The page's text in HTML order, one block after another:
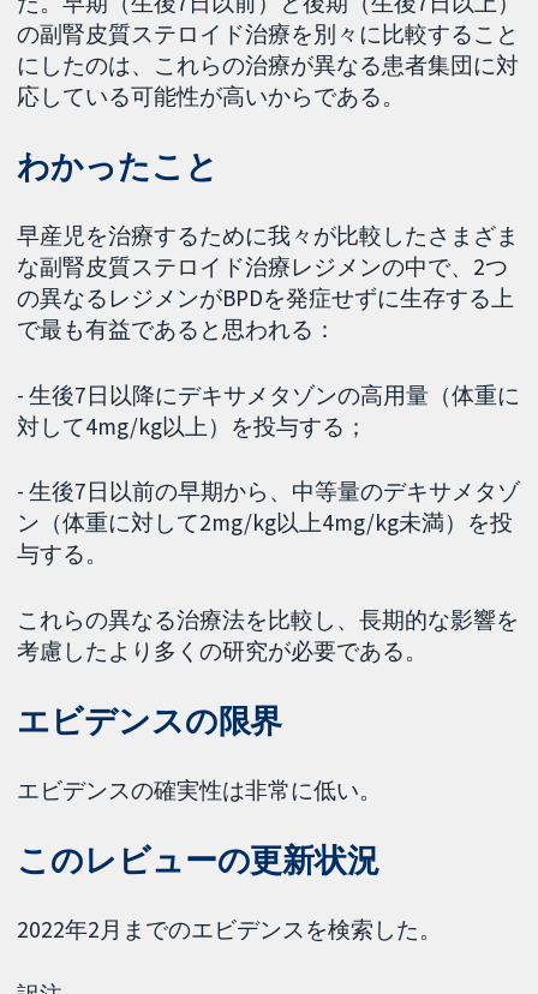
の副腎皮質ステロイド治療を別々に比較すること
にしたのは、これらの治療が異なる患者集団に対
応している可能性が高いからである。
わかったこと
早産児を治療するために我々が比較したさまざま
な副腎皮質ステロイド治療レジメンの中で、2つ
の異なるレジメンがBPDを発症せずに生存する上
で最も有益であると思われる：
- 生後7日以降にデキサメタゾンの高用量（体重に
対して4mg/kg以上）を投与する；
- 生後7日以前の早期から、中等量のデキサメタゾ
ン（体重に対して2mg/kg以上4mg/kg未満）を投
与する。
これらの異なる治療法を比較し、長期的な影響を
考慮したより多くの研究が必要である。
エビデンスの限界
エビデンスの確実性は非常に低い。
このレビューの更新状況
2022年2月までのエビデンスを検索した。